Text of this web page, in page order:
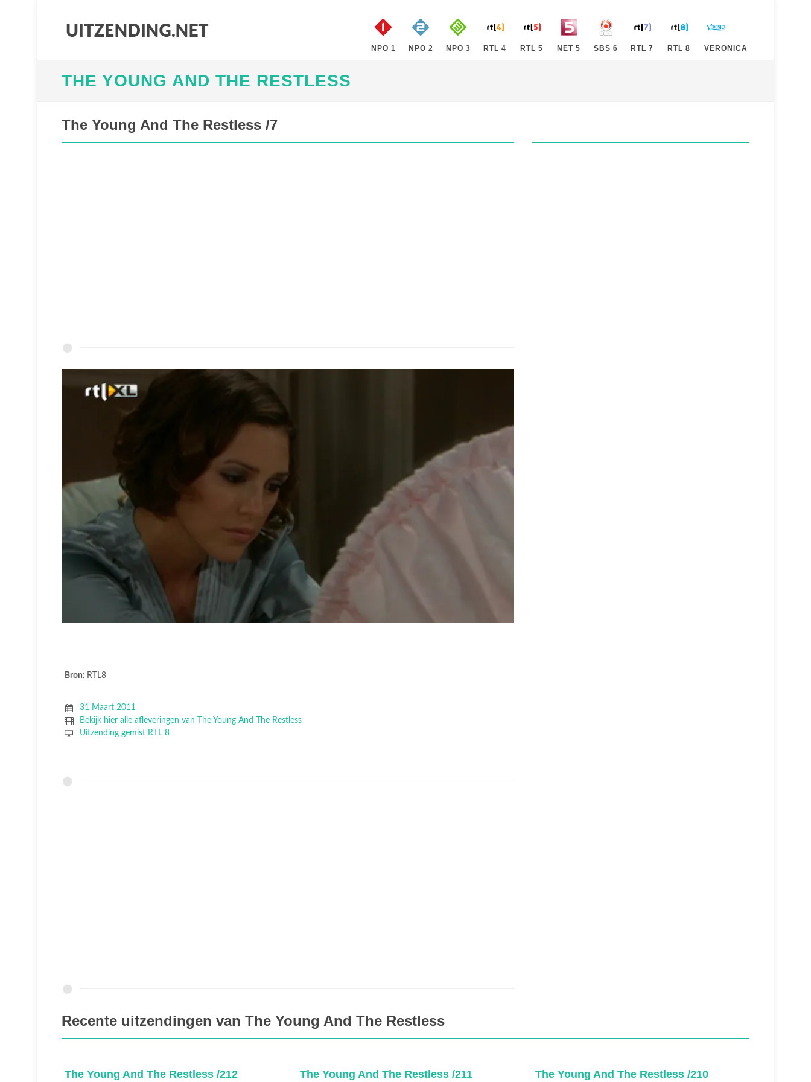
NPO 1 NPO 2 NPO 3 RTL 4 RTL 5 NET 5 SBS 6 RTL 7 RTL 8 VERONICA
THE YOUNG AND THE RESTLESS
The Young And The Restless /7
Bron: RTL8
31 Maart 2011
Bekijk hier alle afleveringen van The Young And The Restless
Uitzending gemist RTL 8
Recente uitzendingen van The Young And The Restless
The Young And The Restless /212 The Young And The Restless /211 The Young And The Restless /210